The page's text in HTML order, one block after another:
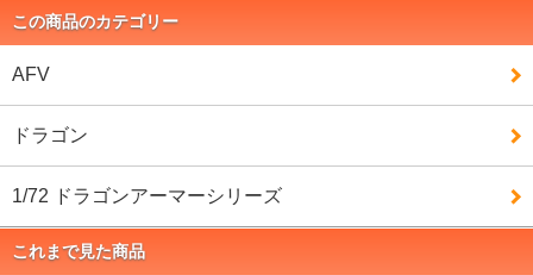
この商品のカテゴリー
AFV
ドラゴン
1/72 ドラゴンアーマーシリーズ
これまで見た商品